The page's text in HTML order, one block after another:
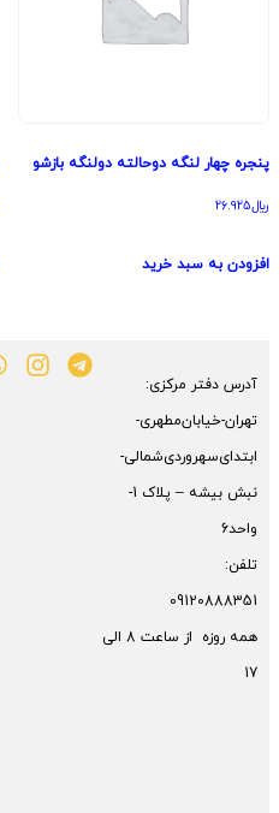
پنجره چهار لنگه دوحالته دولنگه بازشو
﷼26.925
افزودن به سبد خرید
آدرس دفتر مرکزی:
تهران-خیابان‌مطهری-
ابتدای‌سهروردی‌شمالی-
نبش بیشه – پلاک 1-
واحد6
تلفن:
09120888351
همه روزه از ساعت 8 الی
17